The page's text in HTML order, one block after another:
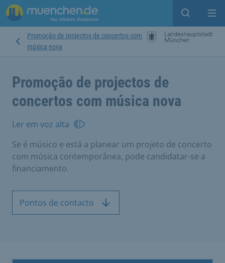
Open
Promoção de projectos de concertos com
música nova
Promoção de projectos de
concertos com música nova
Ler em voz alta
Se é músico e está a planear um projeto de concerto
com música contemporânea, pode candidatar-se a
financiamento.
Pontos de contacto